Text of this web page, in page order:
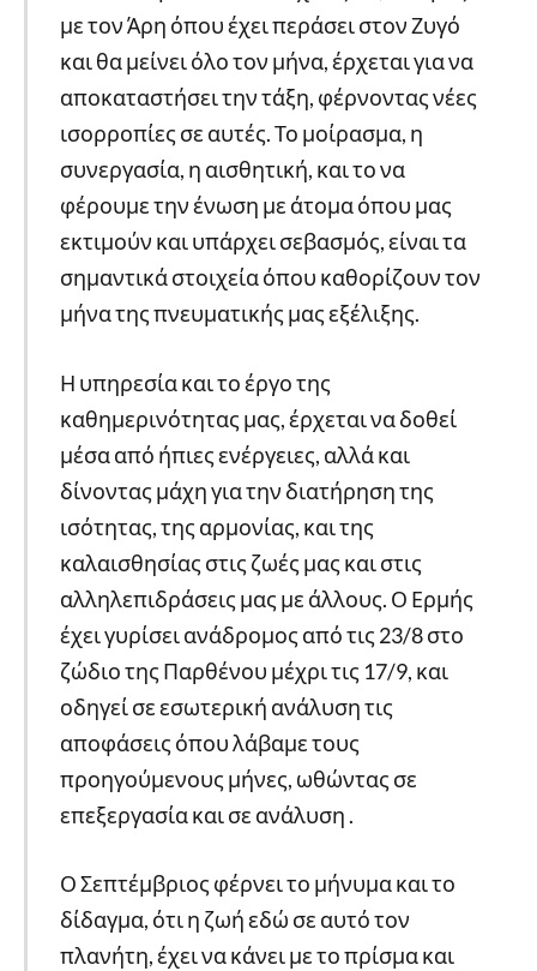
με τον Άρη όπου έχει περάσει στον Ζυγό
και θα μείνει όλο τον μήνα, έρχεται για να
αποκαταστήσει την τάξη, φέρνοντας νέες
ισορροπίες σε αυτές. Το μοίρασμα, η
συνεργασία, η αισθητική, και το να
φέρουμε την ένωση με άτομα όπου μας
εκτιμούν και υπάρχει σεβασμός, είναι τα
σημαντικά στοιχεία όπου καθορίζουν τον
μήνα της πνευματικής μας εξέλιξης.
Η υπηρεσία και το έργο της
καθημερινότητας μας, έρχεται να δοθεί
μέσα από ήπιες ενέργειες, αλλά και
δίνοντας μάχη για την διατήρηση της
ισότητας, της αρμονίας, και της
καλαισθησίας στις ζωές μας και στις
αλληλεπιδράσεις μας με άλλους. Ο Ερμής
έχει γυρίσει ανάδρομος από τις 23/8 στο
ζώδιο της Παρθένου μέχρι τις 17/9, και
οδηγεί σε εσωτερική ανάλυση τις
αποφάσεις όπου λάβαμε τους
προηγούμενους μήνες, ωθώντας σε
επεξεργασία και σε ανάλυση .
Ο Σεπτέμβριος φέρνει το μήνυμα και το
δίδαγμα, ότι η ζωή εδώ σε αυτό τον
πλανήτη, έχει να κάνει με το πρίσμα και